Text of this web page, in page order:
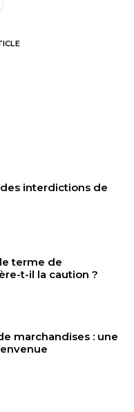
interdictions de
terme de
t-il la caution ?
marchandises : une